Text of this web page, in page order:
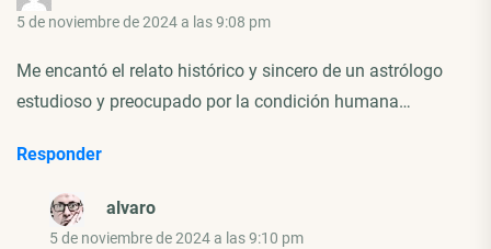
5 de noviembre de 2024 a las 9:08 pm
Me encantó el relato histórico y sincero de un astrólogo
estudioso y preocupado por la condición humana…
Responder
alvaro
5 de noviembre de 2024 a las 9:10 pm